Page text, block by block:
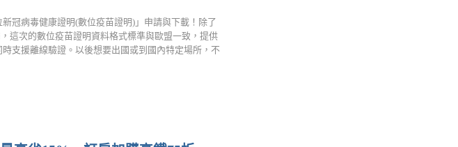
冠病毒健康證明(數位疫苗證明)」申請與下載！除了
這次的數位疫苗證明資料格式標準與歐盟一致，提供
支援離線驗證。以後想要出國或到國內特定場所，不